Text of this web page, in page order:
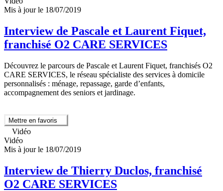
Mis à jour le 18/07/2019
Interview de Pascale et Laurent Fiquet,
franchisé O2 CARE SERVICES
Découvrez le parcours de Pascale et Laurent Fiquet, franchisés O2
CARE SERVICES, le réseau spécialiste des services à domicile
personnalisés : ménage, repassage, garde d’enfants,
accompagnement des seniors et jardinage.
Mettre en favoris
Vidéo
Vidéo
Mis à jour le 18/07/2019
Interview de Thierry Duclos, franchisé
O2 CARE SERVICES